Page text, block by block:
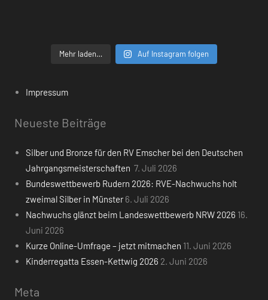
Mehr laden… Auf Instagram folgen
Impressum
Neueste Beiträge
Silber und Bronze für den RV Emscher bei den Deutschen
Jahrgangsmeisterschaften 7. Juli 2026
Bundeswettbewerb Rudern 2026: RVE-Nachwuchs holt
zweimal Silber in Münster 6. Juli 2026
Nachwuchs glänzt beim Landeswettbewerb NRW 2026 16.
Juni 2026
Kurze Online-Umfrage – jetzt mitmachen 11. Juni 2026
Kinderregatta Essen-Kettwig 2026 2. Juni 2026
Meta